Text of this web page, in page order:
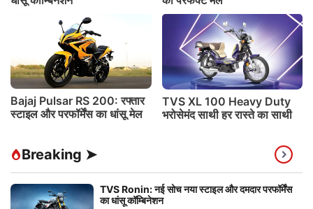
Bajaj Pulsar RS 200: रफ्तार
स्टाइल और परफॉर्मेंस का धांसू मेल
TVS XL 100 Heavy Duty
भरोसेमंद साथी हर रास्ते का साथी
Breaking ➤
TVS Ronin: नई सोच नया स्टाइल और दमदार परफॉर्मेंस
का धांसू कॉम्बिनेशन